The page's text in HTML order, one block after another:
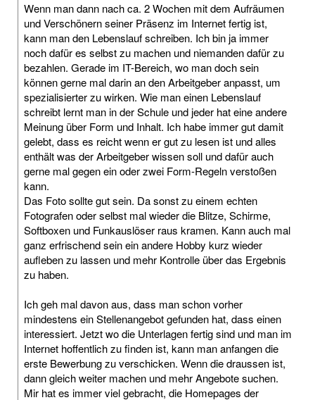
Wenn man dann nach ca. 2 Wochen mit dem Aufräumen
und Verschönern seiner Präsenz im Internet fertig ist,
kann man den Lebenslauf schreiben. Ich bin ja immer
noch dafür es selbst zu machen und niemanden dafür zu
bezahlen. Gerade im IT-Bereich, wo man doch sein
können gerne mal darin an den Arbeitgeber anpasst, um
spezialisierter zu wirken. Wie man einen Lebenslauf
schreibt lernt man in der Schule und jeder hat eine andere
Meinung über Form und Inhalt. Ich habe immer gut damit
gelebt, dass es reicht wenn er gut zu lesen ist und alles
enthält was der Arbeitgeber wissen soll und dafür auch
gerne mal gegen ein oder zwei Form-Regeln verstoßen
kann.
Das Foto sollte gut sein. Da sonst zu einem echten
Fotografen oder selbst mal wieder die Blitze, Schirme,
Softboxen und Funkauslöser raus kramen. Kann auch mal
ganz erfrischend sein ein andere Hobby kurz wieder
aufleben zu lassen und mehr Kontrolle über das Ergebnis
zu haben.
Ich geh mal davon aus, dass man schon vorher
mindestens ein Stellenangebot gefunden hat, dass einen
interessiert. Jetzt wo die Unterlagen fertig sind und man im
Internet hoffentlich zu finden ist, kann man anfangen die
erste Bewerbung zu verschicken. Wenn die draussen ist,
dann gleich weiter machen und mehr Angebote suchen.
Mir hat es immer viel gebracht, die Homepages der